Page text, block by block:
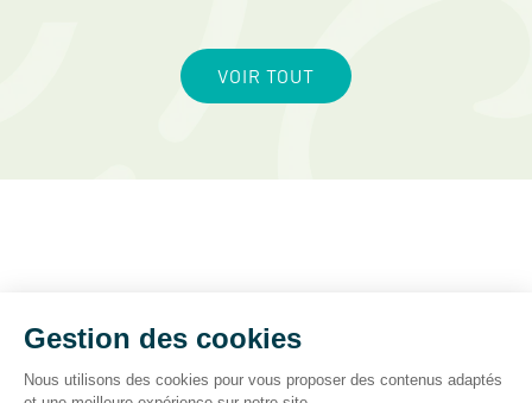
VOIR TOUT
Mentions légales
Prix d’un appel local